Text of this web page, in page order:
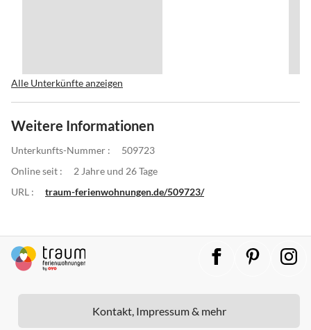
Alle Unterkünfte anzeigen
Weitere Informationen
Unterkunfts-Nummer :
509723
Online seit :
2 Jahre und 26 Tage
URL :
traum-ferienwohnungen.de/509723/
Kontakt, Impressum & mehr